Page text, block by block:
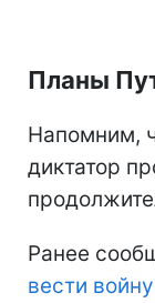
Планы
Напомним,
диктатор
Ранее
вести